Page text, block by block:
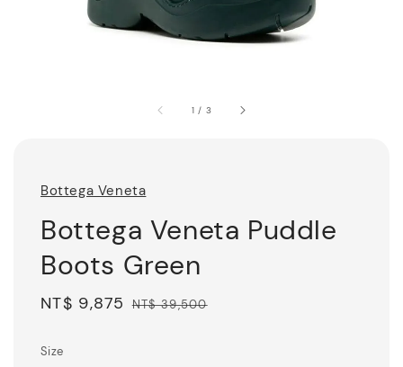
1 / 3
Bottega Veneta
Bottega Veneta Puddle
Boots Green
Sale
NT$ 9,875 Regular
NT$ 39,500
Size